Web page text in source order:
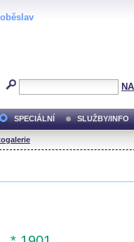
SPECIÁLNÍ SLUŽBY/INFO